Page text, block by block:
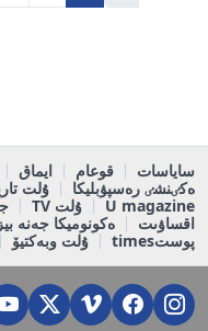
ساياسات قوعام ايماق
ەكٸنشٸ رەسپۋبليكا
ۇلت
U magazine
ۇلت TV
اقساۋىت
ەكونوميكا جەنە
پوستtimes
ۇلت وبەكتيۆ